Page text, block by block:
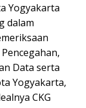
Yogyakarta
dalam
Data serta
Yogyakarta,
CKG